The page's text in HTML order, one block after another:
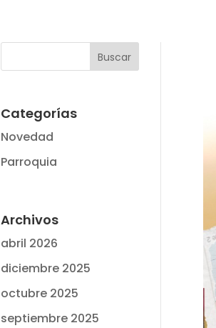
Categorías
Novedad
Parroquia
Archivos
abril 2026
diciembre 2025
octubre 2025
septiembre 2025